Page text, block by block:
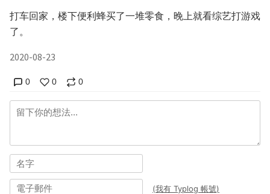
打车回家，楼下便利蜂买了一堆零食，晚上就看综艺打游戏
了。
2020-08-23